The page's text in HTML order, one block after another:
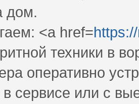
дом.
<a href=
техники в
оперативно
в сервисе или с